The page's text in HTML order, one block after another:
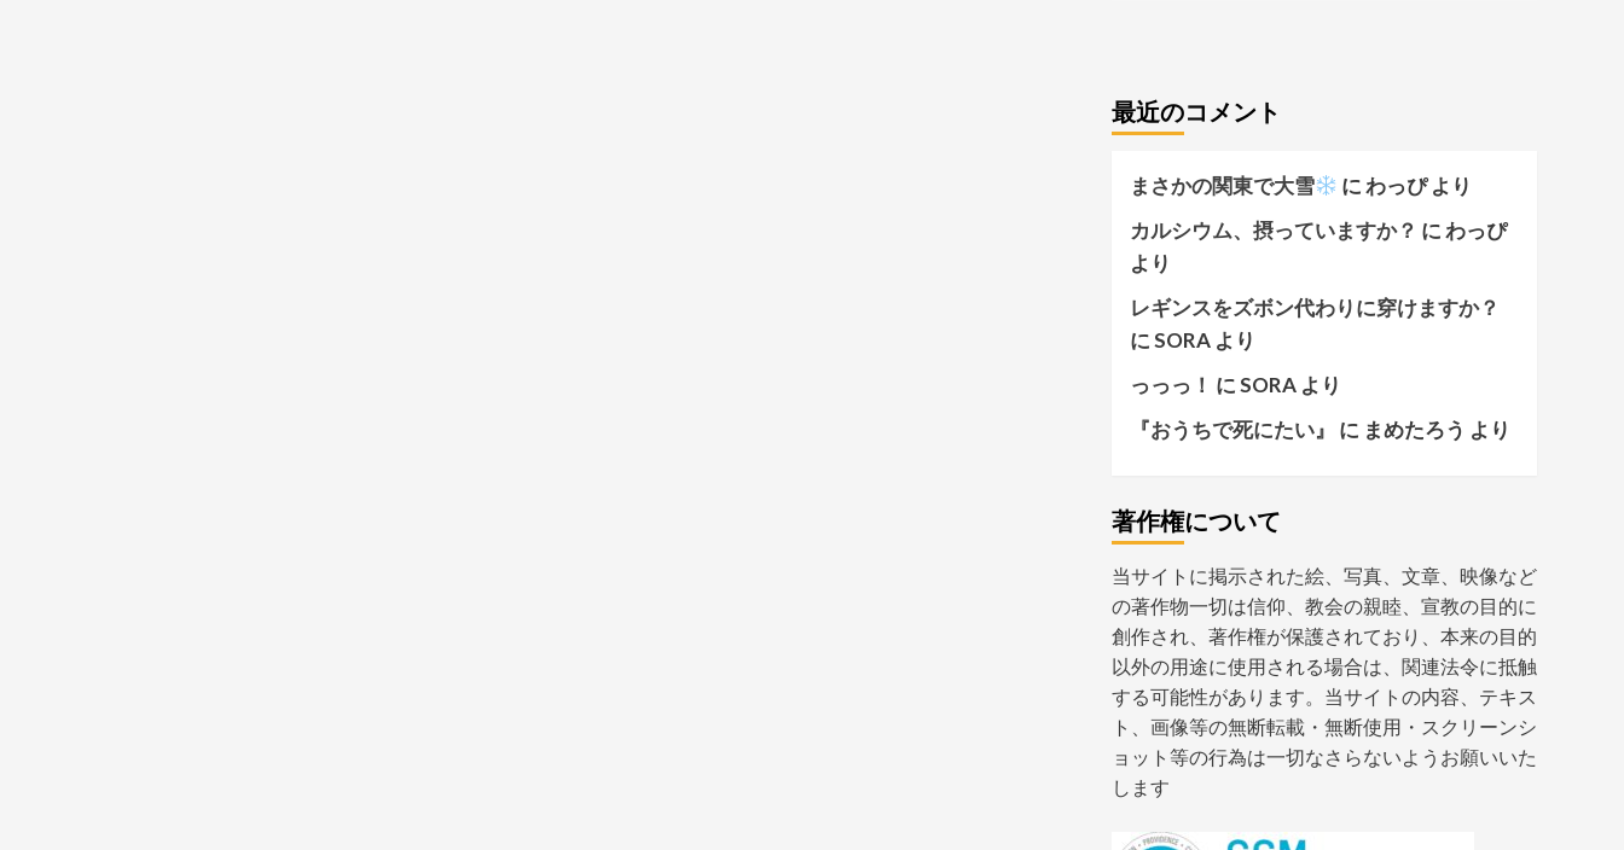
最近のコメント
まさかの関東で大雪 に わっぴより
カルシウム、摂っていますか？ に わっぴ
より
レギンスをズボン代わりに穿けますか？
にSORAより
っっっ！ にSORAより
『おうちで死にたい』
に まめたろう より
著作権について
当サイトに掲示された絵、写真、文章、映像など
の著作物一切は信仰、教会の親睦、宣教の目的に
創作され、著作権が保護されており、本来の目的
以外の用途に使用される場合は、関連法令に抵触
する可能性があります。当サイトの内容、テキス
ト、画像等の無断転載・無断使用・スクリーンシ
ョット等の行為は一切なさらないようお願いいた
します